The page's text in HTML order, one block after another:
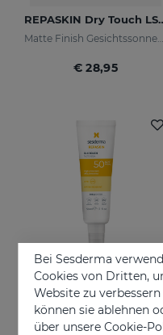
REPASKIN
€ 28,95
In den Warenkorb
REPASKIN
Bei Sesderma
Cookies von Dritten,
Website zu
können sie ablehnen
über unsere Cookie-